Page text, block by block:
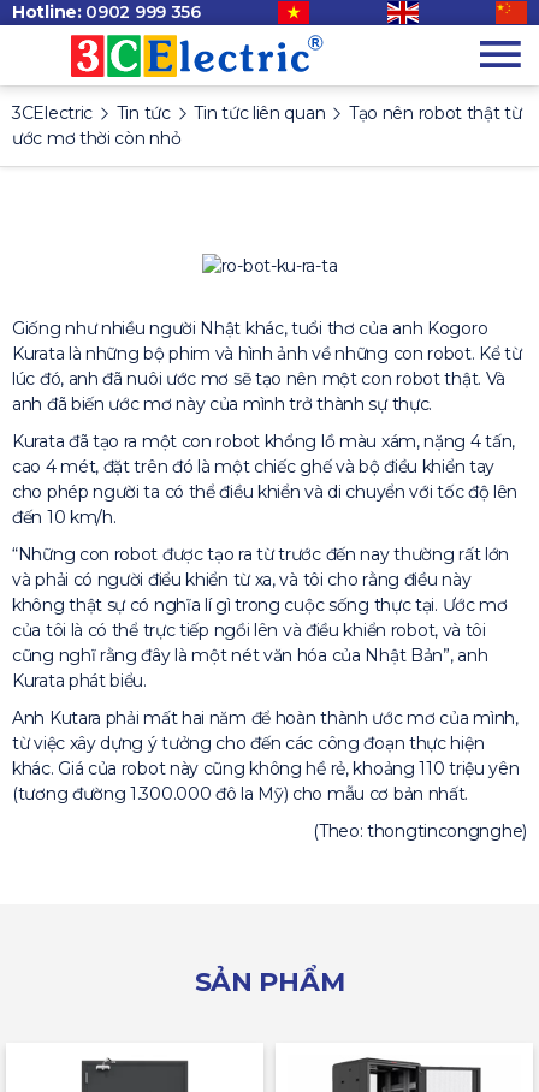
Hotline: 0902 999 356
3CElectric Tin tức Tin tức liên quan
Tạo nên robot thật từ
ước mơ thời còn nhỏ
Giống như nhiều người Nhật khác, tuổi thơ của anh Kogoro
Kurata là những bộ phim và hình ảnh về những con robot. Kể từ
lúc đó, anh đã nuôi ước mơ sẽ tạo nên một con robot thật. Và
anh đã biến ước mơ này của mình trở thành sự thực.
Kurata đã tạo ra một con robot khổng lồ màu xám, nặng 4 tấn,
cao 4 mét, đặt trên đó là một chiếc ghế và bộ điều khiển tay
cho phép người ta có thể điều khiển và di chuyển với tốc độ lên
đến 10 km/h.
“Những con robot được tạo ra từ trước đến nay thường rất lớn
và phải có người điểu khiển từ xa, và tôi cho rằng điều này
không thật sự có nghĩa lí gì trong cuộc sống thực tại. Ước mơ
của tôi là có thể trực tiếp ngồi lên và điều khiển robot, và tôi
cũng nghĩ rằng đây là một nét văn hóa của Nhật Bản”, anh
Kurata phát biểu.
Anh Kutara phải mất hai năm để hoàn thành ước mơ của mình,
từ việc xây dựng ý tưởng cho đến các công đoạn thực hiện
khác. Giá của robot này cũng không hề rẻ, khoảng 110 triệu yên
(tương đường 1.300.000 đô la Mỹ) cho mẫu cơ bản nhất.
(Theo: thongtincongnghe)
SẢN PHẨM